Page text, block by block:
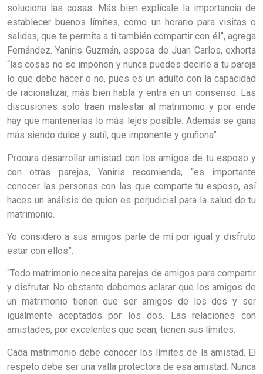
soluciona las cosas. Más bien explícale la importancia de
establecer buenos límites, como un horario para visitas o
salidas, que te permita a ti también compartir con él”, agrega
Fernández. Yaniris Guzmán, esposa de Juan Carlos, exhorta
“las cosas no se imponen y nunca puedes decirle a tu pareja
lo que debe hacer o no, pues es un adulto con la capacidad
de racionalizar, más bien habla y entra en un consenso. Las
discusiones solo traen malestar al matrimonio y por ende
hay que mantenerlas lo más lejos posible. Además se gana
más siendo dulce y sutíl, que imponente y gruñona”.
Procura desarrollar amistad con los amigos de tu esposo y
con otras parejas, Yaniris recomienda, “es importante
conocer las personas con las que comparte tu esposo, así
haces un análisis de quien es perjudicial para la salud de tu
matrimonio.
Yo considero a sus amigos parte de mí por igual y disfruto
estar con ellos”.
“Todo matrimonio necesita parejas de amigos para compartir
y disfrutar. No obstante debemos aclarar que los amigos de
un matrimonio tienen que ser amigos de los dos y ser
igualmente aceptados por los dos. Las relaciones con
amistades, por excelentes que sean, tienen sus límites.
Cada matrimonio debe conocer los límites de la amistad. El
respeto debe ser una valla protectora de esa amistad. Nunca